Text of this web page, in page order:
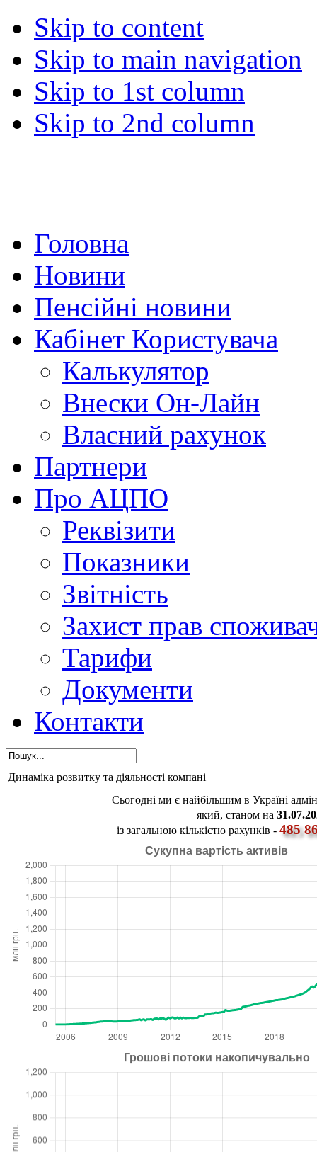
Skip to content
Skip to main navigation
Skip to 1st column
Skip to 2nd column
Головна
Новини
Пенсійні новини
Кабінет Користувача
Калькулятор
Внески Он-Лайн
Власний рахунок
Партнери
Про АЦПО
Реквізити
Показники
Звітність
Захист прав
Тарифи
Документи
Контакти
Динаміка розвитку та діяльності компані
Сьогодні ми є найбільшим в Україні
який, станом на
із загальною кількістю рахунків - 485